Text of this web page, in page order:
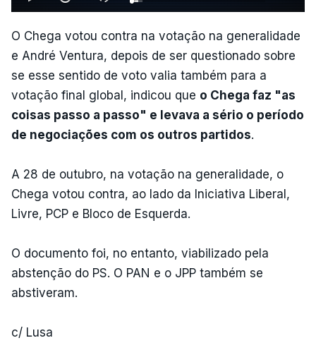
O Chega votou contra na votação na generalidade
e André Ventura, depois de ser questionado sobre
se esse sentido de voto valia também para a
votação final global, indicou que o Chega faz "as
coisas passo a passo" e levava a sério o período
de negociações com os outros partidos.
A 28 de outubro, na votação na generalidade, o
Chega votou contra, ao lado da Iniciativa Liberal,
Livre, PCP e Bloco de Esquerda.
O documento foi, no entanto, viabilizado pela
abstenção do PS. O PAN e o JPP também se
abstiveram.
c/ Lusa